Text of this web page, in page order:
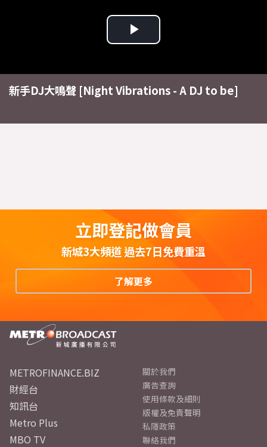
Play
Video
新手DJ大鳴聲 [Night Vibrations - A DJ to be]
立即登記做會員
新城3大頻道 過去7日免費重溫
了解更多
METROFINANCE.BIZ
財經台
知訊台
Metro Plus
MBO TV
關於我們
廣告查詢
使用條款及細則
版權及免責聲明
私隱政策
聯絡我們